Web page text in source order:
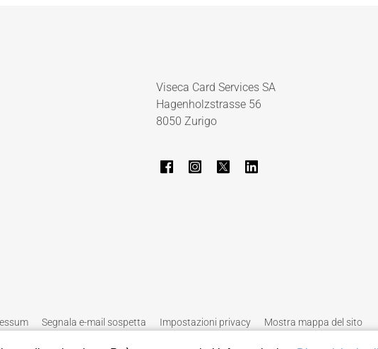
Viseca Card Services SA
Hagenholzstrasse 56
8050 Zurigo
Segnala e-mail sospetta Impostazioni privacy Mostra mappa del sito